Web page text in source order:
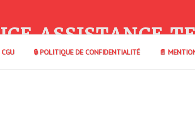
ASSISTANCE
🔒 POLITIQUE DE CONFIDENTIALITÉ 📄